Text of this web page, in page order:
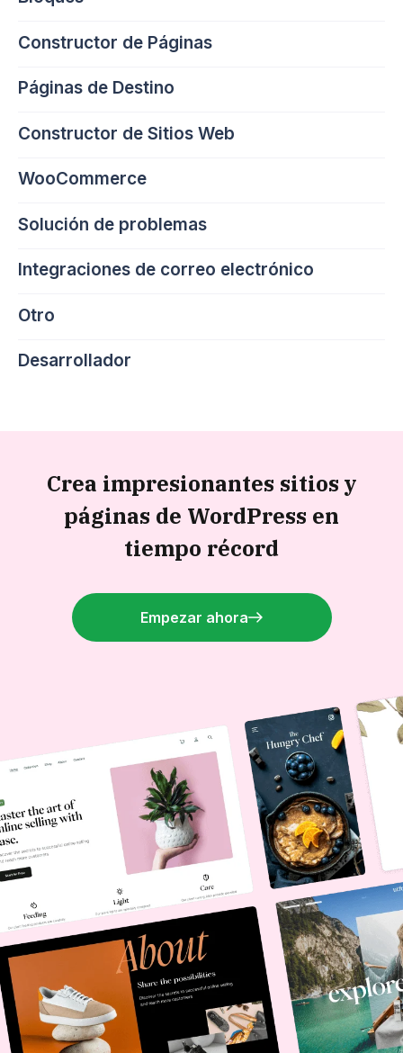
Constructor de Páginas
Páginas de Destino
Constructor de Sitios Web
WooCommerce
Solución de problemas
Integraciones de correo electrónico
Otro
Desarrollador
Crea impresionantes sitios y
páginas de WordPress en
tiempo récord
Empezar ahora